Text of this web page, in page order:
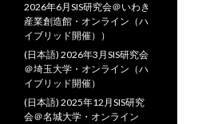
2026年6月SIS研究会＠いわき
産業創造館・オンライン（ハ
イブリッド開催））
(日本語) 2026年3月SIS研究会
＠埼玉大学・オンライン（ハ
イブリッド開催）
(日本語) 2025年12月SIS研究
会＠名城大学・オンライン